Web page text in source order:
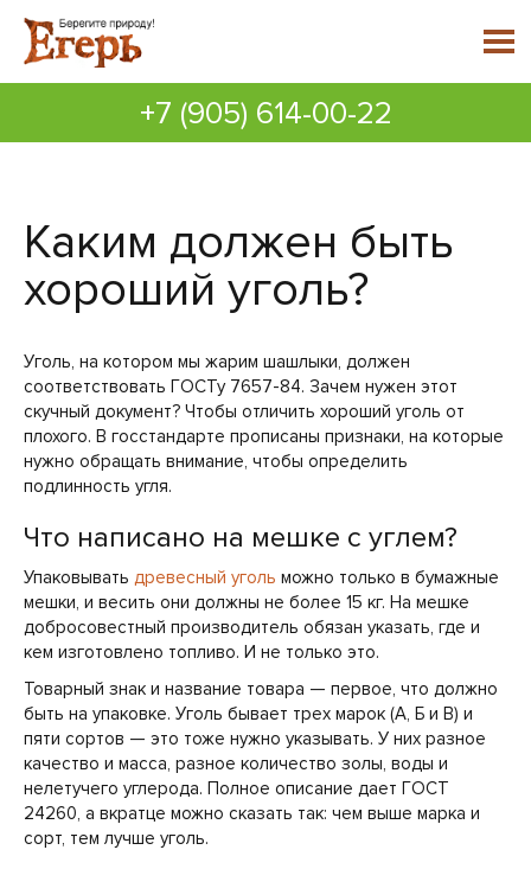
+7 (905) 614-00-22
Каким должен быть
хороший уголь?
Уголь, на котором мы жарим шашлыки, должен
соответствовать ГОСТу 7657-84. Зачем нужен этот
скучный документ? Чтобы отличить хороший уголь от
плохого. В госстандарте прописаны признаки, на которые
нужно обращать внимание, чтобы определить
подлинность угля.
Что написано на мешке с углем?
Упаковывать древесный уголь можно только в бумажные
мешки, и весить они должны не более 15 кг. На мешке
добросовестный производитель обязан указать, где и
кем изготовлено топливо. И не только это.
Товарный знак и название товара — первое, что должно
быть на упаковке. Уголь бывает трех марок (А, Б и В) и
пяти сортов — это тоже нужно указывать. У них разное
качество и масса, разное количество золы, воды и
нелетучего углерода. Полное описание дает ГОСТ
24260, а вкратце можно сказать так: чем выше марка и
сорт, тем лучше уголь.